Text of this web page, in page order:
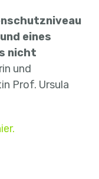
eines
nicht
und
Prof. Ursula